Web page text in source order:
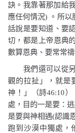
訣。我靠著那加給
應任何情況) 。所
話說是要知道、要
切，都是上帝恩典
數算恩典、要常常禱
我們還可以從
觀的拉扯」，就是
神 ！」（詩46:10）
處，目的一是要：
是要與神相遇(認識
跑到沙漠中獨處，